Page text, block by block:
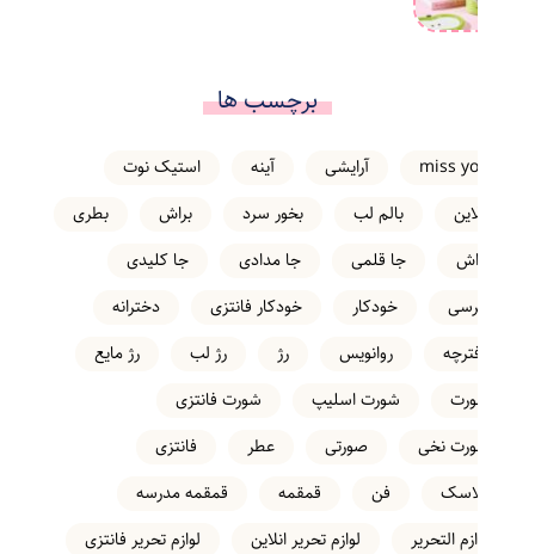
برچسب ها
miss you آرایشی آینه
استیک نوت
انلاین
بالم لب بخور سرد براش
بطری
تراش
جا قلمی جا مدادی
جا کلیدی
خرسی
خودکار خودکار فانتزی
دخترانه
دفترچه
روانویس رژ رژ لب
رژ مایع
شورت
شورت اسلیپ
شورت فانتزی
شورت نخی
صورتی عطر
فانتزی
فلاسک
فن قمقمه
قمقمه مدرسه
لوازم التحریر
لوازم تحریر انلاین
لوازم تحریر فانتزی